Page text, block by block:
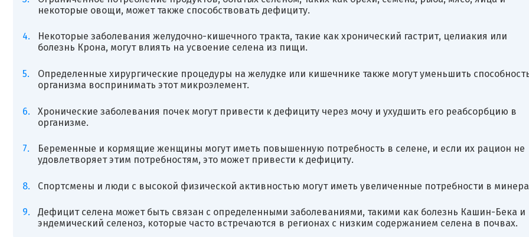
некоторые овощи, может также способствовать дефициту.
Некоторые заболевания желудочно-кишечного тракта, такие как хронический гастрит, целиакия или
болезнь Крона, могут влиять на усвоение селена из пищи.
Определенные хирургические процедуры на желудке или кишечнике также могут уменьшить
организма воспринимать этот микроэлемент.
Хронические заболевания почек могут привести к дефициту через мочу и ухудшить его реабсорбцию в
организме.
Беременные и кормящие женщины могут иметь повышенную потребность в селене, и если их рацион не
удовлетворяет этим потребностям, это может привести к дефициту.
Спортсмены и люди с высокой физической активностью могут иметь увеличенные потребности в
Дефицит селена может быть связан с определенными заболеваниями, такими как болезнь Кашин-Бека и
эндемический селеноз, которые часто встречаются в регионах с низким содержанием селена в почвах.